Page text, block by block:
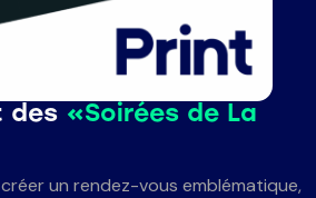
des «Soirées de La
un rendez-vous emblématique,